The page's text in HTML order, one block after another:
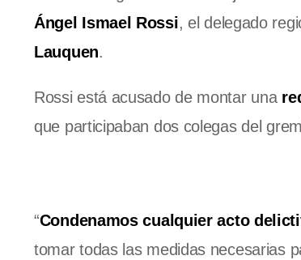
Ángel Ismael Rossi, el delegado
Lauquen.
Rossi está acusado de montar una
que participaban dos colegas del
“Condenamos cualquier acto
tomar todas las medidas necesarias